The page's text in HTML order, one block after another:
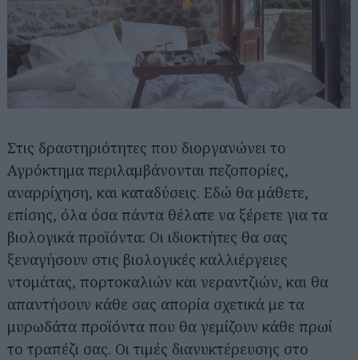
Στις δραστηριότητες που διοργανώνει το
Αγρόκτημα περιλαμβάνονται πεζοπορίες,
αναρρίχηση, και καταδύσεις. Εδώ θα μάθετε,
επίσης, όλα όσα πάντα θέλατε να ξέρετε για τα
βιολογικά προϊόντα: Οι ιδιοκτήτες θα σας
ξεναγήσουν στις βιολογικές καλλιέργειες
ντομάτας, πορτοκαλιών και νεραντζιών, και θα
απαντήσουν κάθε σας απορία σχετικά με τα
μυρωδάτα προϊόντα που θα γεμίζουν κάθε πρωί
το τραπέζι σας. Οι τιμές διανυκτέρευσης στο